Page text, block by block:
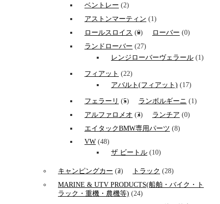
ベントレー (2)
アストンマーティン (1)
ロールスロイス (0) ローバー (0)
ランドローバー (27)
レンジローバーヴェラール (1)
フィアット (22)
アバルト(フィアット) (17)
フェラーリ (5) ランボルギーニ (1)
アルファロメオ (3) ランチア (0)
エイタックBMW専用パーツ (8)
VW (48)
ザ ビートル (10)
キャンピングカー (2) トラック (28)
MARINE & UTV PRODUCTS(船舶・バイク・ト
ラック・重機・農機等) (24)